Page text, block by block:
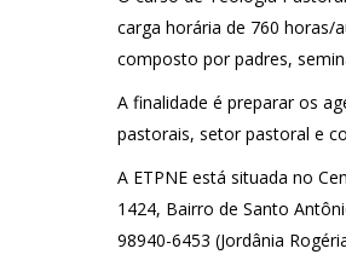
carga horária de 760 horas/
composto por padres,
A finalidade é preparar os
pastorais, setor pastoral e
A ETPNE está situada no
1424, Bairro de Santo
98940-6453 (Jordânia